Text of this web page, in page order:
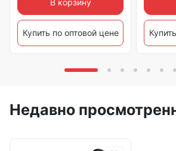
Купить по оптовой цене
Недавно